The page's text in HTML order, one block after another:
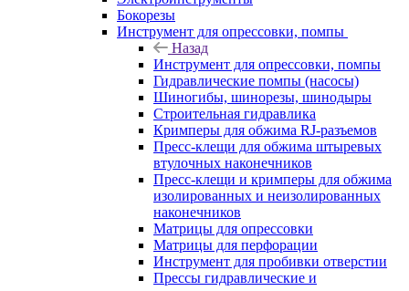
Бокорезы
Инструмент для опрессовки, помпы
Назад
Инструмент для опрессовки, помпы
Гидравлические помпы (насосы)
Шиногибы, шинорезы, шинодыры
Строительная гидравлика
Кримперы для обжима RJ-разъемов
Пресс-клещи для обжима штыревых
втулочных наконечников
Пресс-клещи и кримперы для обжима
изолированных и неизолированных
наконечников
Матрицы для опрессовки
Матрицы для перфорации
Инструмент для пробивки отверстии
Прессы гидравлические и